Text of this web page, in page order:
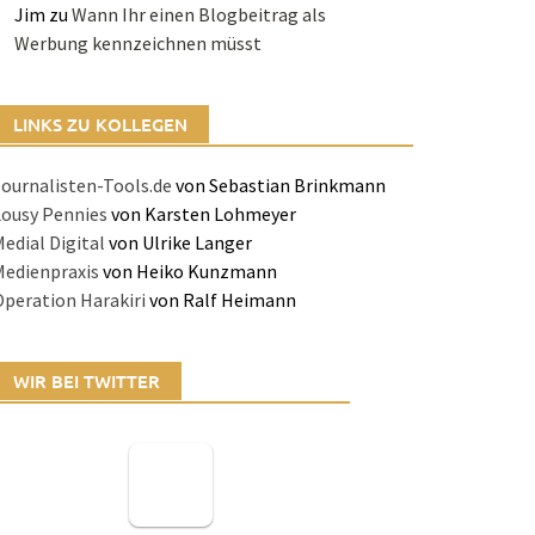
Jim zu Wann Ihr einen Blogbeitrag als
Werbung kennzeichnen müsst
LINKS ZU KOLLEGEN
Tools.devon Sebastian Brinkmann
Pennies von Karsten Lohmeyer
Digital von Ulrike Langer
von Heiko Kunzmann
Harakirivon Ralf Heimann
WIR BEI TWITTER